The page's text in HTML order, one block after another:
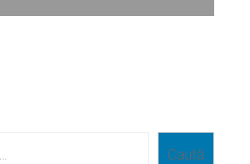
Caută